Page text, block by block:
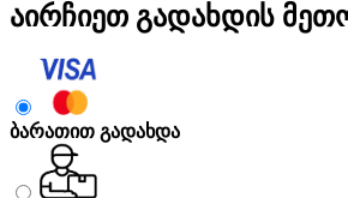
აირჩიეთ გადახდის
ბარათით გადახდა